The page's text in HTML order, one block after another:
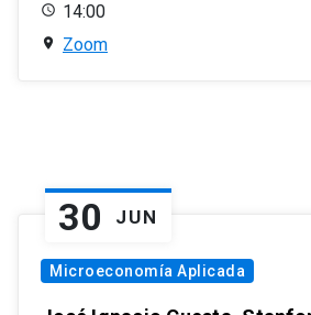
14:00
Zoom
30 JUN
Microeconomía Aplicada